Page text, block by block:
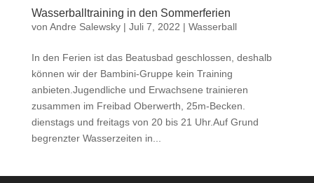
Wasserballtraining in den Sommerferien
von Andre Salewsky| Juli 7, 2022 | Wasserball
In den Ferien ist das Beatusbad geschlossen, deshalb
können wir der Bambini-Gruppe kein Training
anbieten.Jugendliche und Erwachsene trainieren
zusammen im Freibad Oberwerth, 25m-Becken.
dienstags und freitags von 20 bis 21 Uhr.Auf Grund
begrenzter Wasserzeiten in...